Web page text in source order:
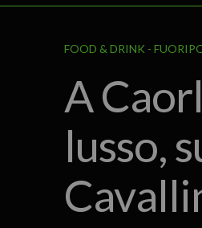
FOOD & DRINK
A
lusso,